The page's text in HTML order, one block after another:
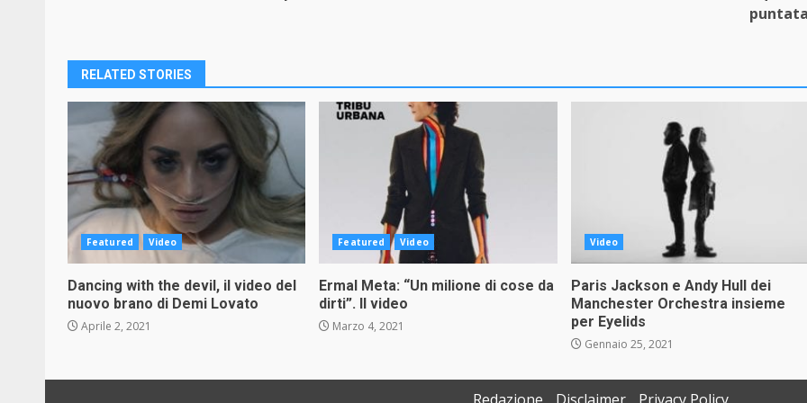
RELATED STORIES
Featured Video
Dancing with the devil, il video del
nuovo brano di Demi Lovato
Aprile 2, 2021
Featured Video
Ermal Meta: “Un milione di cose da
dirti”. Il video
Marzo 4, 2021
Video
Paris Jackson e Andy Hull dei
Manchester Orchestra insieme
per Eyelids
Gennaio 25, 2021